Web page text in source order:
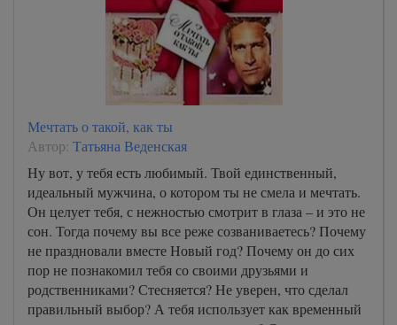
Мечтать о такой, как ты
Автор: Татьяна Веденская
Ну вот, у тебя есть любимый. Твой единственный,
идеальный мужчина, о котором ты не смела и мечтать.
Он целует тебя, с нежностью смотрит в глаза – и это не
сон. Тогда почему вы все реже созваниваетесь? Почему
не праздновали вместе Новый год? Почему он до сих
пор не познакомил тебя со своими друзьями и
родственниками? Стесняется? Не уверен, что сделал
правильный выбор? А тебя использует как временный